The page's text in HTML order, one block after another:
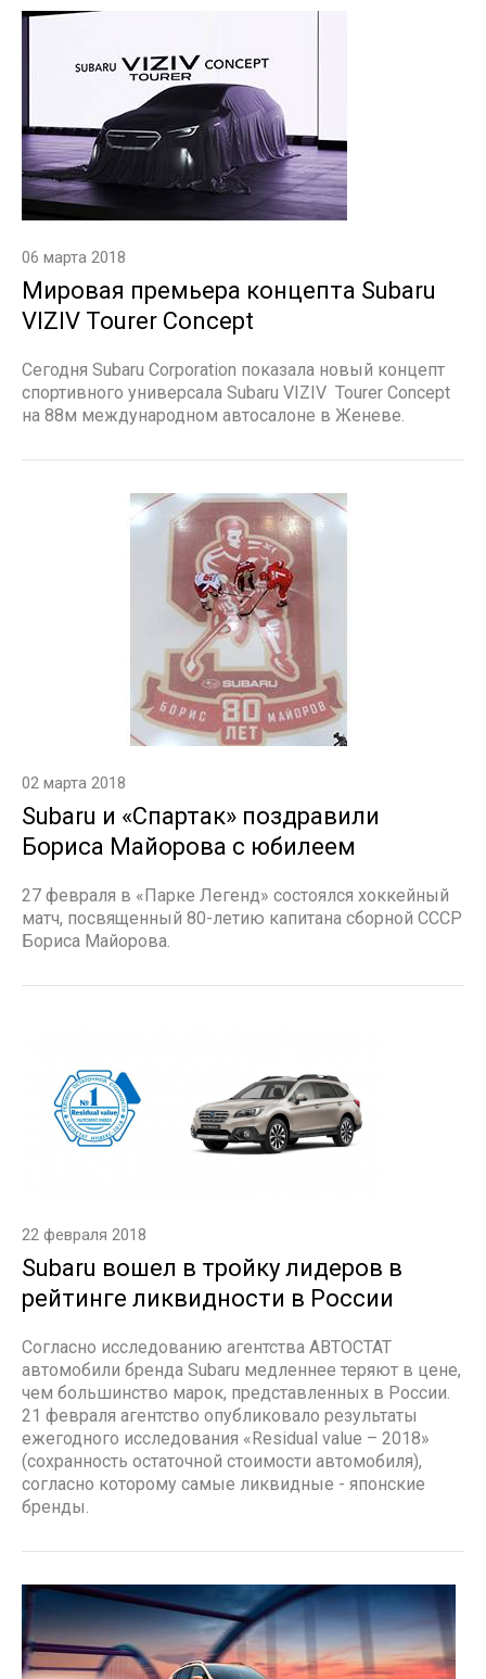
06 марта 2018
Мировая премьера концепта Subaru
VIZIV Tourer Concept
Сегодня Subaru Corporation показала новый концепт
спортивного универсала Subaru VIZIV Tourer Concept
на 88м международном автосалоне в Женеве.
02 марта 2018
Subaru и «Спартак» поздравили
Бориса Майорова с юбилеем
27 февраля в «Парке Легенд» состоялся хоккейный
матч, посвященный 80-летию капитана сборной СССР
Бориса Майорова.
22 февраля 2018
Subaru вошел в тройку лидеров в
рейтинге ликвидности в России
Согласно исследованию агентства АВТОСТАТ
автомобили бренда Subaru медленнее теряют в цене,
чем большинство марок, представленных в России.
21 февраля агентство опубликовало результаты
ежегодного исследования «Residual value – 2018»
(сохранность остаточной стоимости автомобиля),
согласно которому самые ликвидные - японские
бренды.